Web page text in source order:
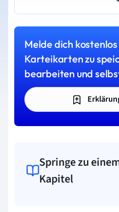
Melde dich
Karteikarten zu
bearbeiten und
Springe zu
Kapitel